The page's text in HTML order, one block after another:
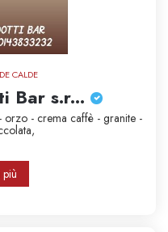
CALDE
Bar s.r...
orzo - crema caffè - granite -